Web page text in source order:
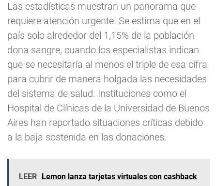
Las estadísticas muestran un panorama que
requiere atención urgente. Se estima que en el
país solo alrededor del 1,15% de la población
dona sangre, cuando los especialistas indican
que se necesitaría al menos el triple de esa cifra
para cubrir de manera holgada las necesidades
del sistema de salud. Instituciones como el
Hospital de Clínicas de la Universidad de Buenos
Aires han reportado situaciones críticas debido
a la baja sostenida en las donaciones.
LEER
Lemon lanza tarjetas virtuales con cashback